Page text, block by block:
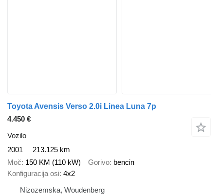
Toyota Avensis Verso 2.0i Linea Luna 7p
4.450 €
Vozilo
2001
213.125 km
Moč 150 KM (110 kW) Gorivo bencin
Konfiguracija osi 4x2
Nizozemska, Woudenberg